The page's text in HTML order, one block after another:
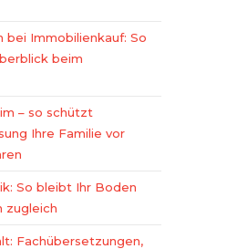
bei Immobilienkauf: So
beim
– so schützt
Ihre Familie vor
So bleibt Ihr Boden
zugleich
Fachübersetzungen,